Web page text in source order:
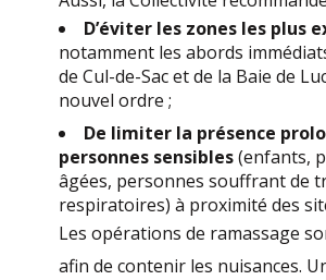
D’éviter les zones les plus
notamment les abords
de Cul-de-Sac et de la Baie de
nouvel ordre ;
De limiter la présence
personnes sensibles(enfants,
âgées, personnes souffrant de
respiratoires) à proximité des
Les opérations de ramassage
afin de contenir les nuisances.